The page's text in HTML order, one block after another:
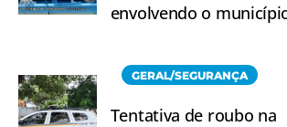
envolvendo o
GERAL/SEGURANÇA
Tentativa de roubo na